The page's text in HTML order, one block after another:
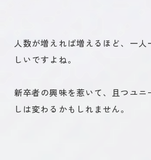
人数が増えれば増えるほど、一
しいですよね。
新卒者の興味を惹いて、且つユ
しは変わるかもしれません。